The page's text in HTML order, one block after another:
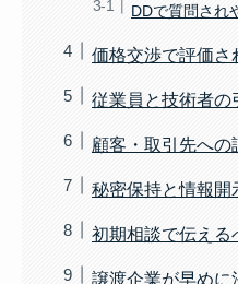
DDで質問され
価格交渉で評価さ
従業員と技術者の
顧客・取引先への
秘密保持と情報開
初期相談で伝える
譲渡企業が早めに